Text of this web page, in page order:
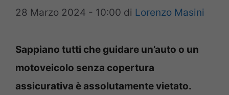
28 Marzo 2024 - 10:00 di Lorenzo Masini
Sappiano tutti che guidare un’auto o un
motoveicolo senza copertura
assicurativa è assolutamente vietato.